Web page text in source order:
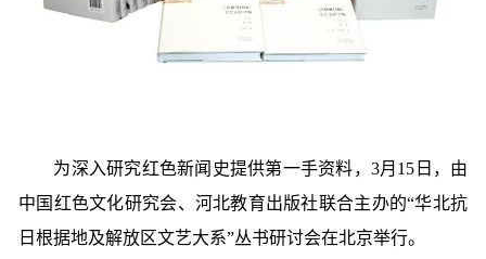
为深入研究红色新闻史提供第一手资料，3月15日，由
中国红色文化研究会、河北教育出版社联合主办的“华北抗
日根据地及解放区文艺大系”丛书研讨会在北京举行。